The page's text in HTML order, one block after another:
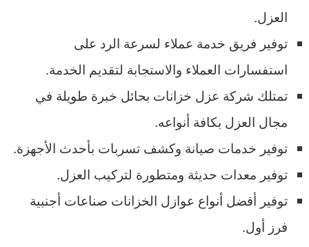
العزل.
توفير فريق خدمة عملاء لسرعة الرد على
استفسارات العملاء والاستجابة لتقديم الخدمة.
تمتلك شركة عزل خزانات بحائل خبرة طويلة في
مجال العزل بكافة أنواعه.
توفير خدمات صيانة وكشف تسربات بأحدث الأجهزة.
توفير معدات حديثة ومتطورة لتركيب العزل.
توفير أفضل أنواع عوازل الخزانات صناعات أجنبية
فرز أول.